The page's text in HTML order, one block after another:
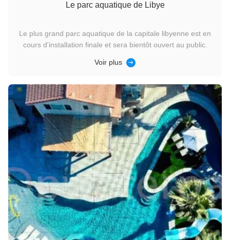
Le parc aquatique de Libye
Le plus grand parc aquatique de la capitale libyenne est en
cours d'installation finale et sera bientôt ouvert au public.
Voir plus